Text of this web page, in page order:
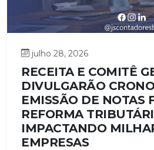
julho 28, 2026
RECEITA E COMITÊ
DIVULGARÃO
EMISSÃO DE NOTAS
REFORMA
IMPACTANDO
EMPRESAS